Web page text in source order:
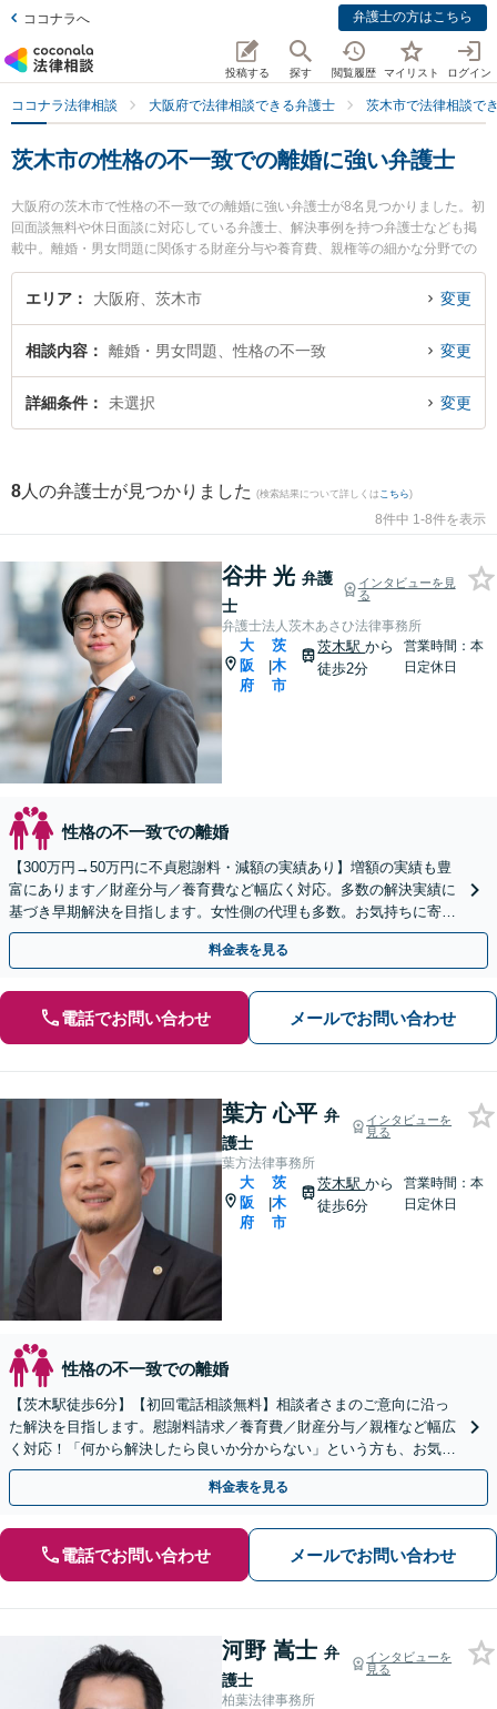
ココナラへ 弁護士の方はこちら
投稿する 探す 閲覧履歴 マイリスト ログイン
ココナラ法律相談 大阪府で法律相談できる弁護士 茨木市で法律相談で
茨木市の性格の不一致での離婚に強い弁護士
大阪府の茨木市で性格の不一致での離婚に強い弁護士が8名見つかりました。初
回面談無料や休日面談に対応している弁護士、解決事例を持つ弁護士なども掲
載中。離婚・男女問題に関係する財産分与や養育費、親権等の細かな分野での
絞り込み検索もでき便利です。特に弁護士法人茨木あさひ法律事務所の谷井 光
弁護士や葉方法律事務所の葉方 心平弁護士、柏葉法律事務所の河野 嵩士弁護士
談したい』『性格の不一致での離婚のトラブル解決の実績豊富な近くの弁護士
を検索したい』『初回相談無料で性格の不一致での離婚を法律相談できる茨木
市内の弁護士に相談予約したい』などでお困りの相談者さんにおすすめです。
エリア 大阪府、茨木市 変更
相談内容 離婚・男女問題、性格の不一致 変更
詳細条件 未選択 変更
8 人の弁護士が見つかりました (検索結果について詳しくは こちら)
8件中 1-8件を表示
谷井 光 弁護
士
インタビューを見
る
弁護士法人茨木あさひ法律事務所
大
阪
府
|
茨
木
市
茨木駅から
徒歩2分
営業時間：本
日定休日
性格の不一致での離婚
【300万円→50万円に不貞慰謝料・減額の実績あり】増額の実績も豊
富にあります／財産分与／養育費など幅広く対応。多数の解決実績に
基づき早期解決を目指します。女性側の代理も多数。お気持ちに寄り
添い丁寧に対応します【完全個室でプライバシー配慮】
料金表を見る
電話でお問い合わせ メールでお問い合わせ
葉方 心平 弁
護士
インタビューを
見る
葉方法律事務所
大
阪
府
|
茨
木
市
茨木駅から
徒歩6分
営業時間：本
日定休日
性格の不一致での離婚
【茨木駅徒歩6分】【初回電話相談無料】相談者さまのご意向に沿っ
た解決を目指します。慰謝料請求／養育費／財産分与／親権など幅広
く対応！「何から解決したら良いか分からない」という方も、お気軽
にご相談ください【朝8:30から営業】
料金表を見る
電話でお問い合わせ メールでお問い合わせ
河野 嵩士 弁
護士
インタビューを
見る
柏葉法律事務所